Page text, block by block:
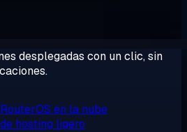
desplegadas con un clic, sin
RouterOS en la nube
hosting ligero